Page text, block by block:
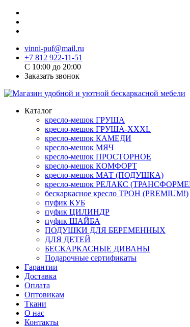
vinni-puf@mail.ru
+7 812 922-11-51
C 10:00 до 20:00
Заказать звонок
Каталог
кресло-мешок ГРУША
кресло-мешок ГРУША-XXXL
кресло-мешок КАМЕДИ
кресло-мешок МЯЧ
кресло-мешок ПРОСТОРНОЕ
кресло-мешок КОМФОРТ
кресло-мешок МАТ (ПОДУШКА)
кресло-мешок РЕЛАКС
бескаркасное кресло ТРОН (PREMIUM!)
пуфик КУБ
пуфик ЦИЛИНДР
пуфик ШАЙБА
ПОДУШКИ ДЛЯ БЕРЕМЕННЫХ
ДЛЯ ДЕТЕЙ
БЕСКАРКАСНЫЕ ДИВАНЫ
Подарочные сертификаты
Гарантии
Доставка
Оплата
Оптовикам
Ткани
О нас
Контакты